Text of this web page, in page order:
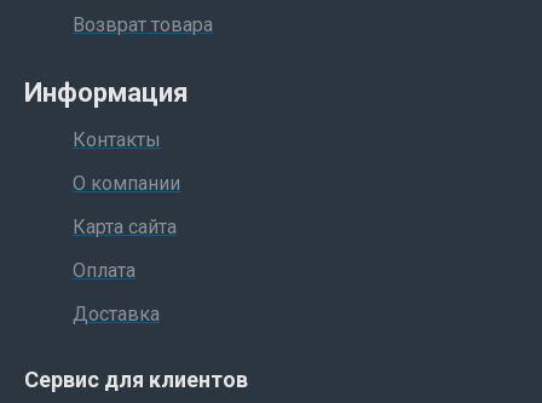
Возврат товара
Информация
Контакты
О компании
Карта сайта
Оплата
Доставка
Сервис для клиентов